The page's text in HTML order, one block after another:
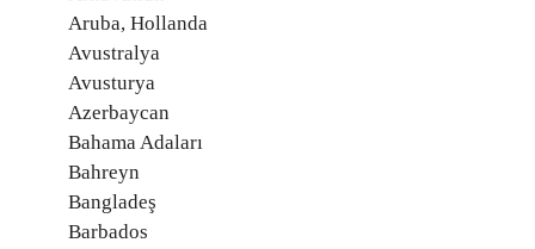
Aruba, Hollanda
Avustralya
Avusturya
Azerbaycan
Bahama Adaları
Bahreyn
Bangladeş
Barbados